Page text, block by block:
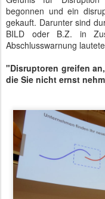
begonnen und ein
gekauft. Darunter sind
BILD oder B.Z. in
Abschlusswarnung
"Disruptoren greifen
die Sie nicht ernst